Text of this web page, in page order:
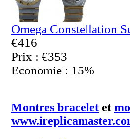
Omega Constellation
€416
Prix : €353
Economie : 15%
Montres bracelet et